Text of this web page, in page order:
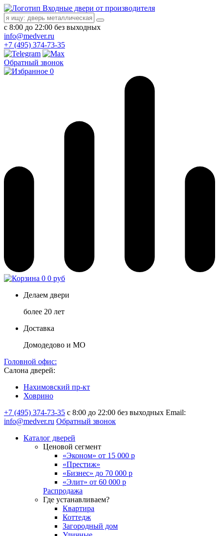
Входные двери от производителя
с 8:00 до 22:00 без выходных
info@medver.ru
+7 (495) 374-73-35
Обратный звонок
0
0 0 руб
Делаем двери
более 20 лет
Доставка
Домодедово и МО
Головной офис:
Салона дверей:
Нахимовский пр-кт
Ховрино
+7 (495) 374-73-35 с 8:00 до 22:00 без выходных Email:
info@medver.ru Обратный звонок
Каталог дверей
Ценовой сегмент
«Эконом» от 15 000 р
«Престиж»
«Бизнес» до 70 000 р
«Элит» от 60 000 р
Распродажа
Где устанавливаем?
Квартира
Коттедж
Загородный дом